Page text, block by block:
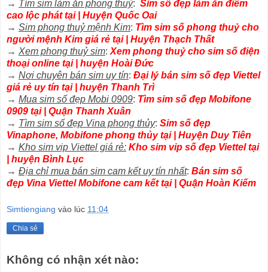
→ Tìm sim làm ăn phong thuỷ: Sim số đẹp làm ăn điểm
cao lộc phát tại | Huyện Quốc Oai
→ Sim phong thuỷ mệnh Kim: Tìm sim số phong thuỷ cho
người mệnh Kim giá rẻ tại | Huyện Thạch Thất
→ Xem phong thuỷ sim: Xem phong thuỷ cho sim số điện
thoại online tại | huyện Hoài Đức
→ Nơi chuyên bán sim uy tín: Đại lý bán sim số đẹp Viettel
giá rẻ uy tín tại | huyện Thanh Trì
→ Mua sim số đẹp Mobi 0909: Tìm sim số đẹp Mobifone
0909 tại | Quận Thanh Xuân
→ Tìm sim số đẹp Vina phong thủy: Sim số đẹp
Vinaphone, Mobifone phong thủy tại | Huyện Duy Tiên
→ Kho sim vip Viettel giá rẻ: Kho sim vip số đẹp Viettel tại
| huyện Bình Lục
→ Địa chỉ mua bán sim cam kết uy tín nhất: Bán sim số
đẹp Vina Viettel Mobifone cam kết tại | Quận Hoàn Kiếm
Simtiengiang vào lúc 11:04
Chia sẻ
Không có nhận xét nào: